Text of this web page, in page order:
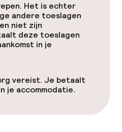
Het is echter
andere toeslagen
niet zijn
deze toeslagen
in je
vereist. Je betaalt
je accommodatie.